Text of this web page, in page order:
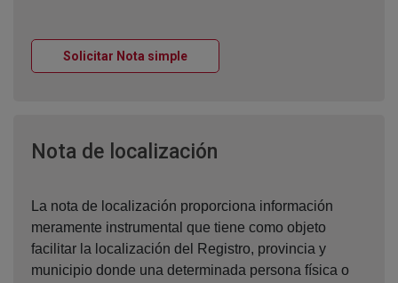
Solicitar Nota simpleVentana nueva
Nota de localización
La nota de localización proporciona información
meramente instrumental que tiene como objeto
facilitar la localización del Registro, provincia y
municipio donde una determinada persona física o